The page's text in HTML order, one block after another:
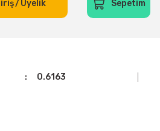
/Üyelik Sepetim
0.6163